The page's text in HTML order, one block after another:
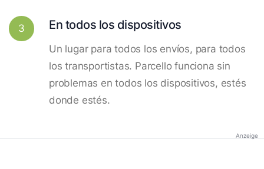
3 En todos los dispositivos
Un lugar para todos los envíos, para todos
los transportistas. Parcello funciona sin
problemas en todos los dispositivos, estés
donde estés.
Anzeige